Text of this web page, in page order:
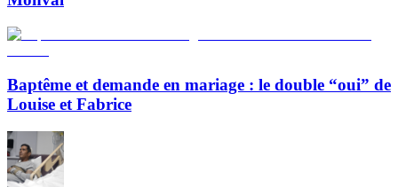
Baptême et demande en mariage : le double “oui” de
Louise et Fabrice